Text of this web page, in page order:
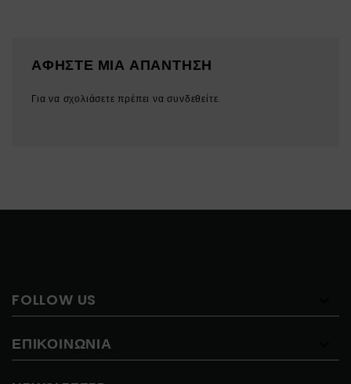
ΑΦΉΣΤΕ ΜΙΑ ΑΠΆΝΤΗΣΗ
Για να σχολιάσετε πρέπει νασυνδεθείτε.
FOLLOW US
ΕΠΙΚΟΙΝΩΝΊΑ